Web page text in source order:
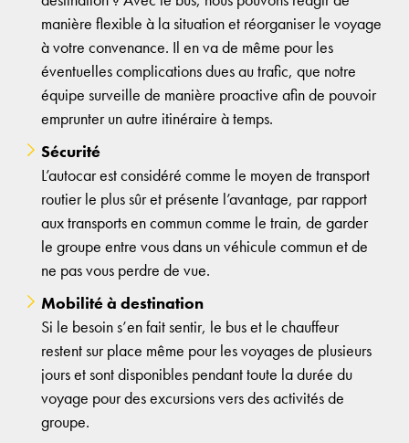
manière flexible à la situation et réorganiser le voyage
à votre convenance. Il en va de même pour les
éventuelles complications dues au trafic, que notre
équipe surveille de manière proactive afin de pouvoir
emprunter un autre itinéraire à temps.
Sécurité
L’autocar est considéré comme le moyen de transport
routier le plus sûr et présente l’avantage, par rapport
aux transports en commun comme le train, de garder
le groupe entre vous dans un véhicule commun et de
ne pas vous perdre de vue.
Mobilité à destination
Si le besoin s’en fait sentir, le bus et le chauffeur
restent sur place même pour les voyages de plusieurs
jours et sont disponibles pendant toute la durée du
voyage pour des excursions vers des activités de
groupe.